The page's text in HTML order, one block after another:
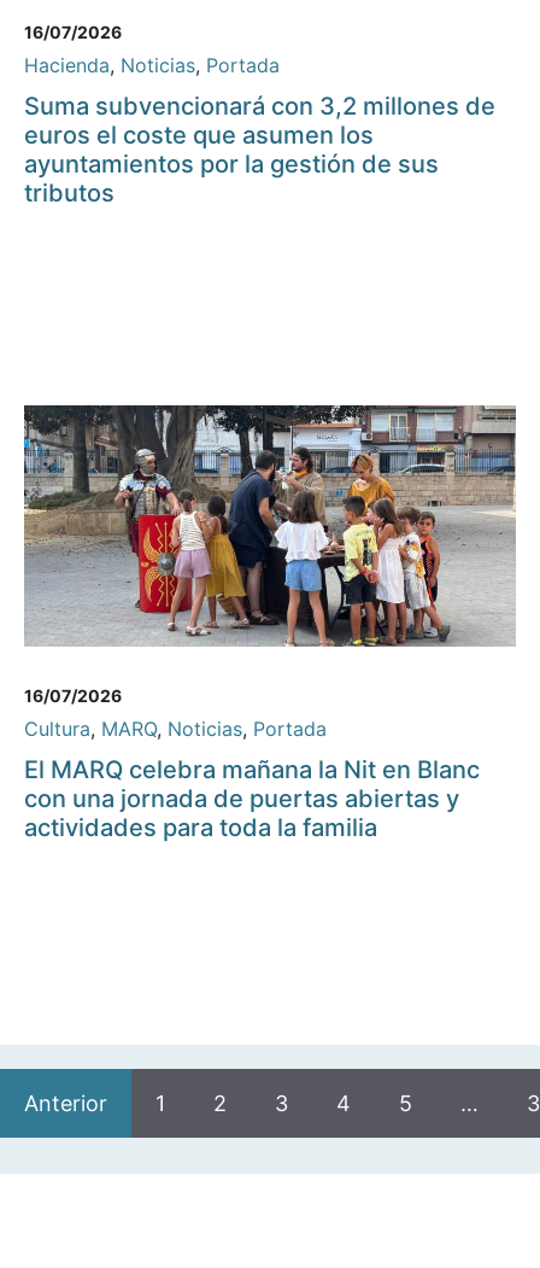
16/07/2026
Hacienda, Noticias, Portada
Suma subvencionará con 3,2 millones de
euros el coste que asumen los
ayuntamientos por la gestión de sus
tributos
16/07/2026
Cultura, MARQ, Noticias, Portada
El MARQ celebra mañana la Nit en Blanc
con una jornada de puertas abiertas y
actividades para toda la familia
Anterior 1 2 3 4 5 …